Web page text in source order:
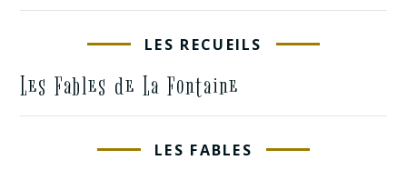
LES RECUEILS
Les Fables de La Fontaine
LES FABLES